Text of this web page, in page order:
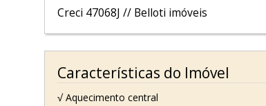
Creci 47068J // Belloti imóveis
Características do Imóvel
√ Aquecimento central